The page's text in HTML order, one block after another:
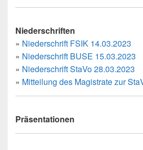
Niederschriften
» Niederschrift FSIK 14.03.2023
» Niederschrift BUSE 15.03.2023
» Niederschrift StaVo 28.03.2023
» Mitteilung des Magistrate zur
Präsentationen